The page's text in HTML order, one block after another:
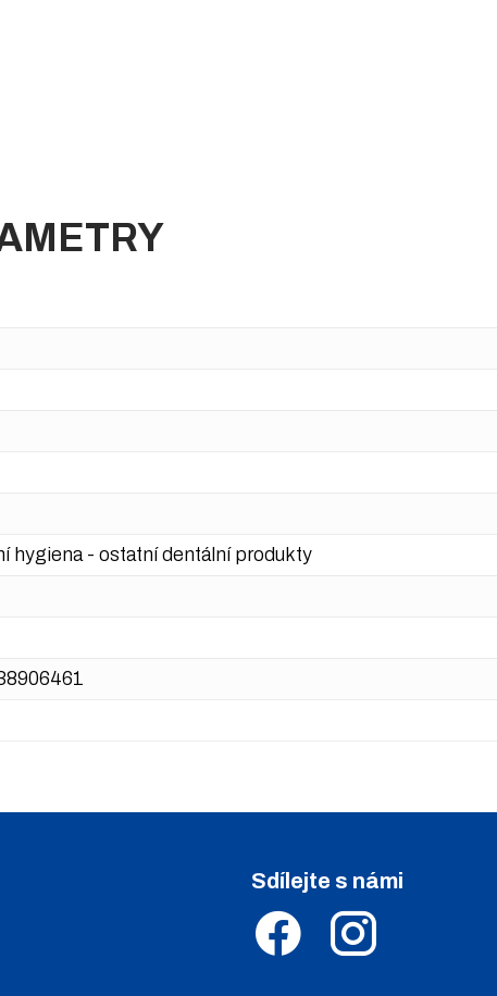
hygiena - ostatní dentální produkty
Sdílejte s námi